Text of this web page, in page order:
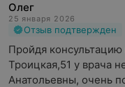
Олег
25 января 2026
Отзыв подтвержден
Пройдя
Троицкая,51 у врача
Анатольевны, очень